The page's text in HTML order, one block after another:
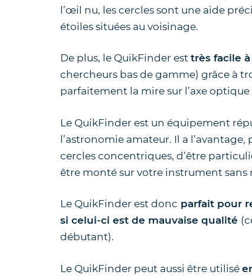
l’œil nu, les cercles sont une aide
étoiles situées au voisinage.
De plus, le QuikFinder est très facile
chercheurs bas de gamme) grâce à
parfaitement la mire sur l’axe
Le QuikFinder est un équipement
l’astronomie amateur. Il a
cercles concentriques, d’être
être monté sur votre instrument sans
Le QuikFinder est donc parfait pour
si celui-ci est de mauvaise qualité
débutant).
Le QuikFinder peut aussi être utilisé